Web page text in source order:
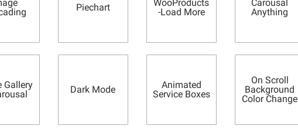
Piechart
WooProducts
-Load More
Carousal
Anything
Gallery
Dark Mode
Animated
Service Boxes
On Scroll
Background
Color Change